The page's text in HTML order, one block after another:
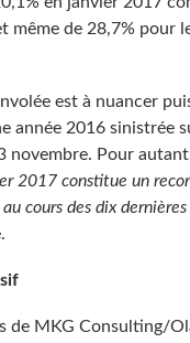
même de 28,7% pour
est à nuancer
année 2016 sinistrée
novembre. Pour
2017 constitue un
cours des dix
de MKG Consulting/